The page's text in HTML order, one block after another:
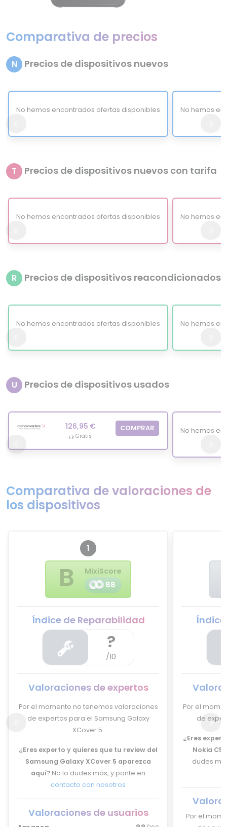
Comparativa de precios
N Precios de dispositivos nuevos
No hemos encontrados ofertas disponibles No hemos
T Precios de dispositivos nuevos con tarifa
No hemos encontrados ofertas disponibles No hemos
R Precios de dispositivos reacondicionados
No hemos encontrados ofertas disponibles No hemos
U Precios de dispositivos usados
126,95 €
Gratis
COMPRAR No hemos
Comparativa de valoraciones de
los dispositivos
1
B
MixiScore
88
Índice de Reparabilidad
?
/10
Valoraciones de expertos
Por el momento no tenemos valoraciones
de expertos para el Samsung Galaxy
XCover 5.
¿Eres experto y quieres que tu review del
Samsung Galaxy XCover 5 aparezca
aquí? No lo dudes más, y ponte en
contacto con nosotros
Valoraciones de usuarios
Por el
de
¿Eres
Nokia C5
dudes
Por el